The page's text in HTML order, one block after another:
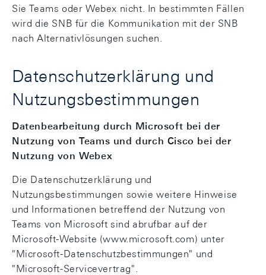
Sie Teams oder Webex nicht. In bestimmten Fällen
wird die SNB für die Kommunikation mit der SNB
nach Alternativlösungen suchen.
Datenschutzerklärung und
Nutzungsbestimmungen
Datenbearbeitung durch Microsoft bei der
Nutzung von Teams und durch Cisco bei der
Nutzung von Webex
Die Datenschutzerklärung und
Nutzungsbestimmungen sowie weitere Hinweise
und Informationen betreffend der Nutzung von
Teams von Microsoft sind abrufbar auf der
Microsoft-Website (www.microsoft.com) unter
"Microsoft-Datenschutzbestimmungen" und
"Microsoft-Servicevertrag".